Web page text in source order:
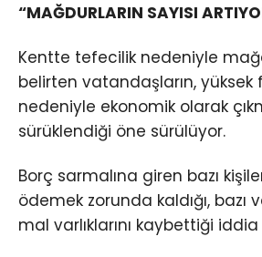
“MAĞDURLARIN SAYISI
Kentte tefecilik nedeniyle
belirten vatandaşların, yüksek
nedeniyle ekonomik olarak
sürüklendiği öne sürülüyor.
Borç sarmalına giren bazı
ödemek zorunda kaldığı, bazı
mal varlıklarını kaybettiği